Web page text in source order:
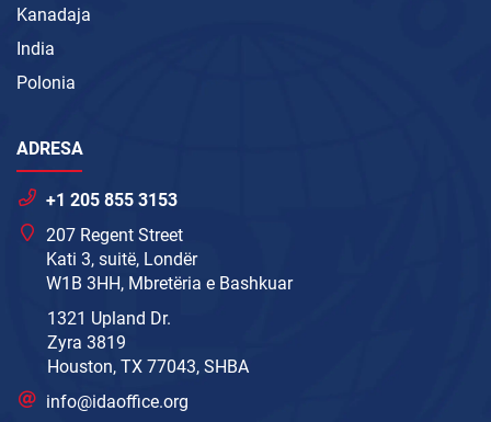
Kanadaja
India
Polonia
ADRESA
+1 205 855 3153
207 Regent Street
Kati 3, suitë, Londër
W1B 3HH, Mbretëria e Bashkuar
1321 Upland Dr.
Zyra 3819
Houston, TX 77043, SHBA
info@idaoffice.org